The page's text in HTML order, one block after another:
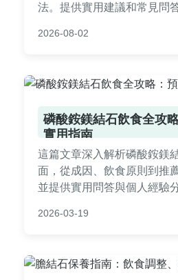
法。提供實用建議和常見問
區，適合所有年齡層閱讀。
2026-08-02
磷酸銨鎂結石飲食全攻
實用指南
這篇文章深入解析磷酸銨鎂
面，從成因、飲食原則到推
並提供實用問答與個人經驗
有詳盡的指南幫助您降低復
2026-03-19